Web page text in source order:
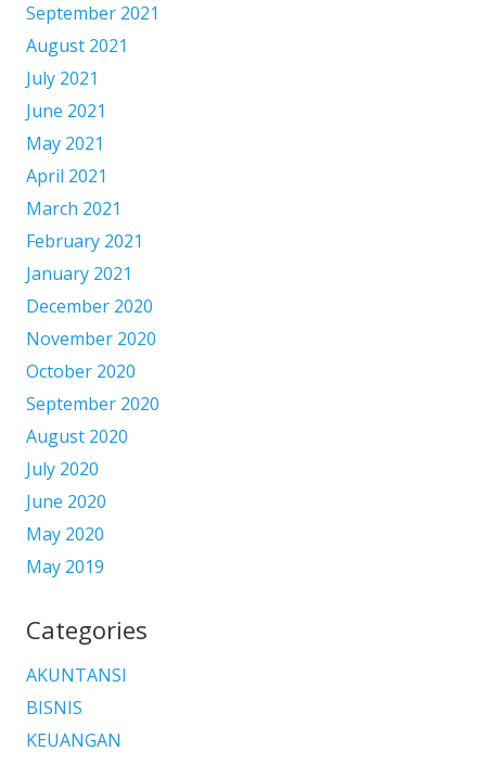
September 2021
August 2021
July 2021
June 2021
May 2021
April 2021
March 2021
February 2021
January 2021
December 2020
November 2020
October 2020
September 2020
August 2020
July 2020
June 2020
May 2020
May 2019
Categories
AKUNTANSI
BISNIS
KEUANGAN